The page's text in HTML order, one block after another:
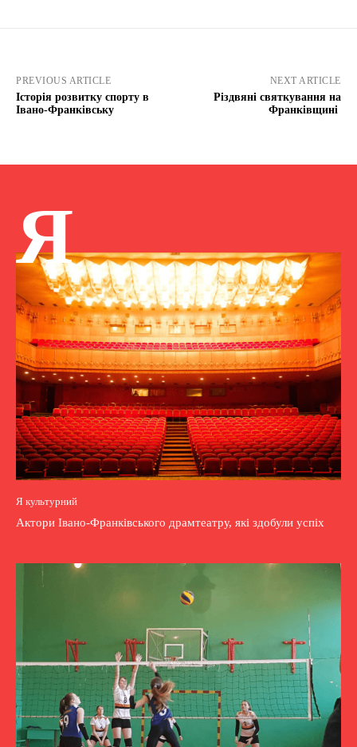
PREVIOUS ARTICLE
Історія розвитку спорту в
Івано-Франківську
NEXT ARTICLE
Різдвяні святкування на
Франківщині
Я
Я культурний
Актори Івано-Франківського драмтеатру, які здобули успіх